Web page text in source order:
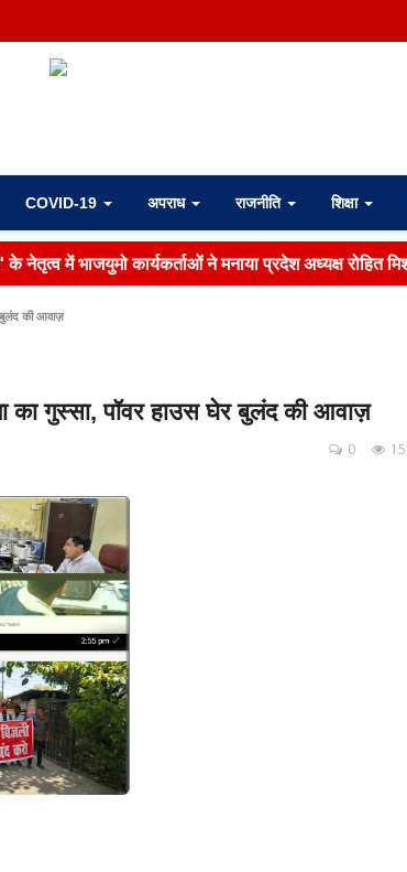
COVID-19 अपराध राजनीति शिक्षा
नेतृत्व में भाजयुमो कार्यकर्ताओं ने मनाया प्रदेश अध्यक्ष रोहित
बुलंद की आवाज़
का गुस्सा, पॉवर हाउस घेर बुलंद की आवाज़
0